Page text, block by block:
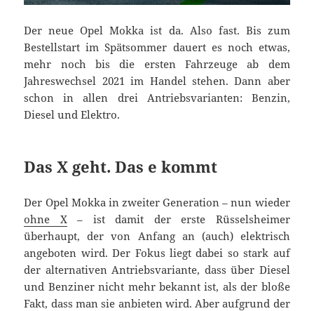
Der neue Opel Mokka ist da. Also fast. Bis zum
Bestellstart im Spätsommer dauert es noch etwas,
mehr noch bis die ersten Fahrzeuge ab dem
Jahreswechsel 2021 im Handel stehen. Dann aber
schon in allen drei Antriebsvarianten: Benzin,
Diesel und Elektro.
Das X geht. Das e kommt
Der Opel Mokka in zweiter Generation – nun wieder
ohne X– ist damit der erste Rüsselsheimer
überhaupt, der von Anfang an (auch) elektrisch
angeboten wird. Der Fokus liegt dabei so stark auf
der alternativen Antriebsvariante, dass über Diesel
und Benziner nicht mehr bekannt ist, als der bloße
Fakt, dass man sie anbieten wird. Aber aufgrund der